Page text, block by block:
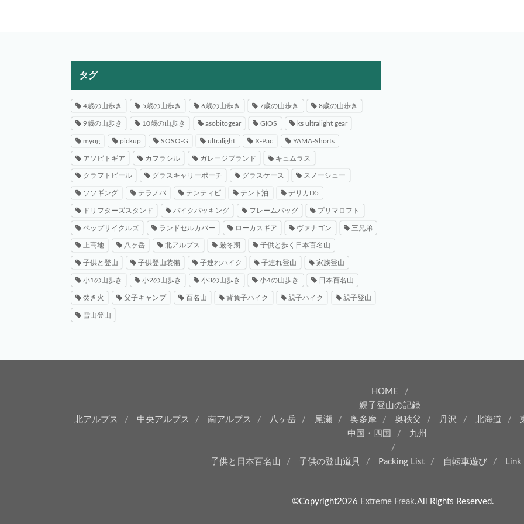
タグ
4歳の山歩き 5歳の山歩き 6歳の山歩き 7歳の山歩き 8歳の山歩き
9歳の山歩き 10歳の山歩き asobitogear GIOS ks ultralight gear
myog pickup SOSO-G ultralight X-Pac YAMA-Shorts
アソビトギア カフラシル ガレージブランド キュムラス
クラフトビール グラスキャリーポーチ グラスケース スノーシュー
ソソギング テラノバ テンティピ テント泊 デリカD5
ドリフターズスタンド バイクパッキング フレームバッグ プリマロフト
ペップサイクルズ ランドセルカバー ローカスギア ヴァナゴン 三兄弟
上高地 八ヶ岳 北アルプス 厳冬期 子供と歩く日本百名山
子供と登山 子供登山装備 子連れハイク 子連れ登山 家族登山
小1の山歩き 小2の山歩き 小3の山歩き 小4の山歩き 日本百名山
焚き火 父子キャンプ 百名山 背負子ハイク 親子ハイク 親子登山
雪山登山
HOME
親子登山の記録
北アルプス
中央アルプス 南アルプス 八ヶ岳 尾瀬 奥多摩 奥秩父 丹沢 北海道
中国・四国
九州
子供と日本百名山 子供の登山道具 Packing List 自転車遊び Link
©Copyright2026 Extreme Freak.All Rights Reserved.